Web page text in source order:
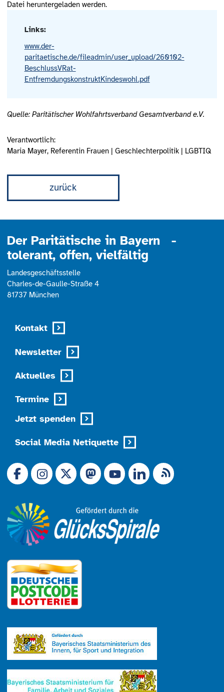
Datei heruntergeladen werden.
Links:
www.der-
paritaetische.de/fileadmin/user_upload/260102-
BeschlussVRat-
EntfremdungskonstruktKindeswohl.pdf
Quelle: Paritätischer Wohlfahrtsverband Gesamtverband e.V.
Verantwortlich:
Maria Mayer, Referentin Frauen | Geschlechterpolitik | LGBTIQ
zurück
Der Paritätische in Bayern -
tolerant, offen, vielfältig
Landesgeschäftsstelle
Charles-de-Gaulle-Straße 4
81737 München
Kontakt
Newsletter
Aktuelles
Termine
Jetzt spenden
Social Media Netiquette
Link zu X (Ex-Twitter)
RSS-Feed